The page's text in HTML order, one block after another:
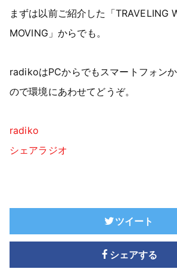
まずは以前ご紹介した「TRAVELING
MOVING」からでも。
radikoはPCからでもスマートフォン
ので環境にあわせてどうぞ。
radiko
シェアラジオ
ツイート
シェアする